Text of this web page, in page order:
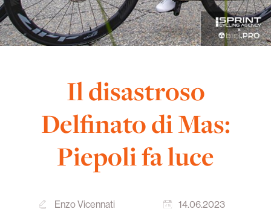
Il disastroso
Delfinato di Mas:
Piepoli fa luce
Enzo Vicennati 14.06.2023